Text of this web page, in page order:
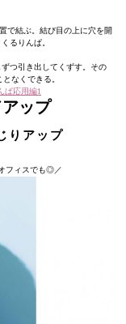
で結ぶ。結び目の上に穴を開
るりんぱ。
つ引き出してくずす。その
なくできる。
ぱ応用編1
ップ
りアップ
フィスでも◎／